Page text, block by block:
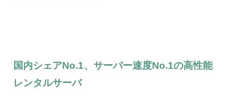
国内シェアNo.1、サーバー速度No.1の高性能
レンタルサーバ